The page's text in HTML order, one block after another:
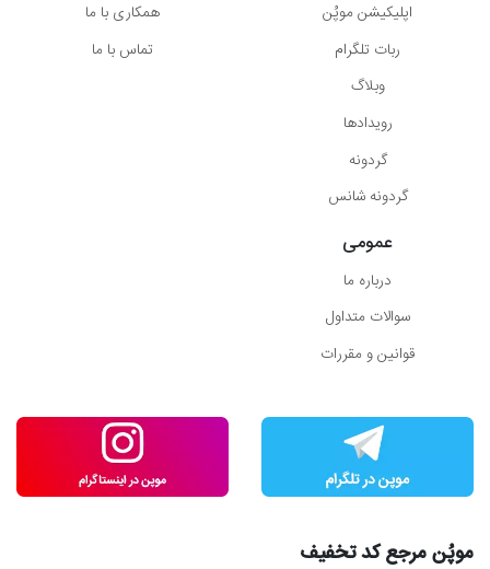
اپلیکیشن موپُن
ربات تلگرام
وبلاگ
رویدادها
گردونه
گردونه شانس
همکاری با ما
تماس با ما
عمومی
درباره ما
سوالات متداول
قوانین و مقررات
موپُن مرجع کد تخفیف